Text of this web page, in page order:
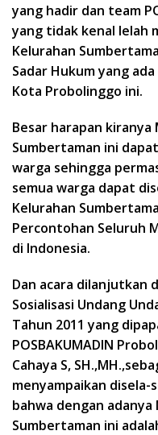
yang hadir dan team
yang tidak kenal lelah
Kelurahan
Sadar Hukum yang
Kota Probolinggo ini.
Besar harapan kiranya
Sumbertaman ini
warga sehingga
semua warga dapat
Kelurahan
Percontohan Seluruh
di Indonesia.
Dan acara dilanjutkan
Sosialisasi Undang
Tahun 2011 yang
POSBAKUMADIN
Cahaya S,
menyampaikan
bahwa dengan adanya
Sumbertaman ini